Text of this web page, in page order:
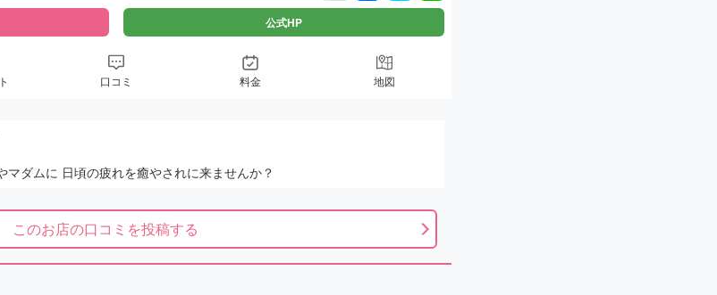
公式HP
口コミ 料金 地図
ダムに 日頃の疲れを癒やされに来ませんか？
このお店の口コミを投稿する